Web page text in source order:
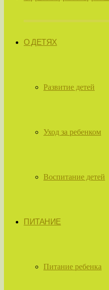
О ДЕТЯХ
Развитие детей
Уход за ребенком
Воспитание детей
ПИТАНИЕ
Питание ребенка